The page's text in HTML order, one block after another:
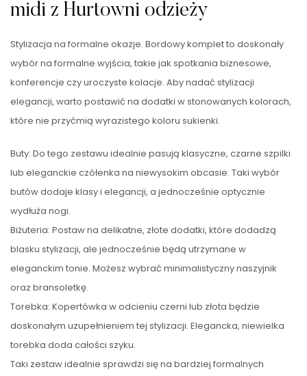
midi z Hurtowni odzieży
Stylizacja na formalne okazje. Bordowy komplet to doskonały
wybór na formalne wyjścia, takie jak spotkania biznesowe,
konferencje czy uroczyste kolacje. Aby nadać stylizacji
elegancji, warto postawić na dodatki w stonowanych kolorach,
które nie przyćmią wyrazistego koloru sukienki.
Buty: Do tego zestawu idealnie pasują klasyczne, czarne szpilki
lub eleganckie czółenka na niewysokim obcasie. Taki wybór
butów dodaje klasy i elegancji, a jednocześnie optycznie
wydłuża nogi.
Biżuteria: Postaw na delikatne, złote dodatki, które dodadzą
blasku stylizacji, ale jednocześnie będą utrzymane w
eleganckim tonie. Możesz wybrać minimalistyczny naszyjnik
oraz bransoletkę.
Torebka: Kopertówka w odcieniu czerni lub złota będzie
doskonałym uzupełnieniem tej stylizacji. Elegancka, niewielka
torebka doda całości szyku.
Taki zestaw idealnie sprawdzi się na bardziej formalnych